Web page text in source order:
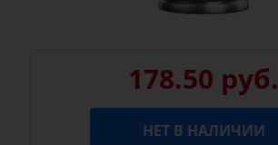
178.50 руб.
НЕТ В НАЛИЧИИ